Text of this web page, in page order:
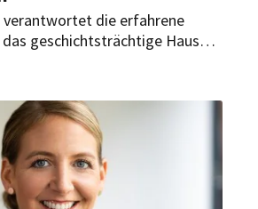
verantwortet die erfahrene
geschichtsträchtige Haus